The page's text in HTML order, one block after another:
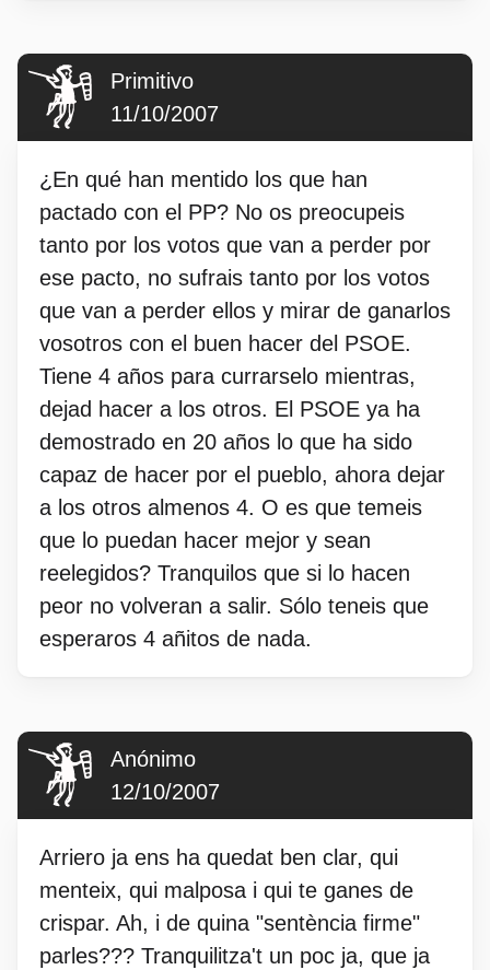
Primitivo
11/10/2007
¿En qué han mentido los que han
pactado con el PP? No os preocupeis
tanto por los votos que van a perder por
ese pacto, no sufrais tanto por los votos
que van a perder ellos y mirar de ganarlos
vosotros con el buen hacer del PSOE.
Tiene 4 años para currarselo mientras,
dejad hacer a los otros. El PSOE ya ha
demostrado en 20 años lo que ha sido
capaz de hacer por el pueblo, ahora dejar
a los otros almenos 4. O es que temeis
que lo puedan hacer mejor y sean
reelegidos? Tranquilos que si lo hacen
peor no volveran a salir. Sólo teneis que
esperaros 4 añitos de nada.
Anónimo
12/10/2007
Arriero ja ens ha quedat ben clar, qui
menteix, qui malposa i qui te ganes de
crispar. Ah, i de quina "sentència firme"
parles??? Tranquilitza't un poc ja, que ja